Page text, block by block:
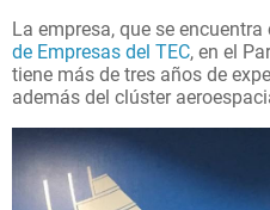
La empresa, que se encuentra
de Empresas del TEC, en el
tiene más de tres años de
además del clúster